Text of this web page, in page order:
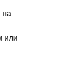
на
или